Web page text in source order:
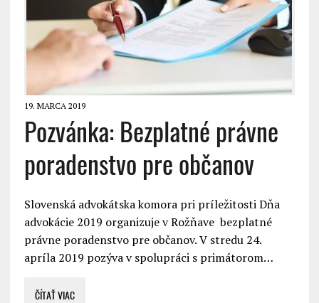
19. MARCA 2019
Pozvánka: Bezplatné právne
poradenstvo pre občanov
Slovenská advokátska komora pri príležitosti Dňa
advokácie 2019 organizuje v Rožňave bezplatné
právne poradenstvo pre občanov. V stredu 24.
apríla 2019 pozýva v spolupráci s primátorom…
ČÍTAŤ VIAC